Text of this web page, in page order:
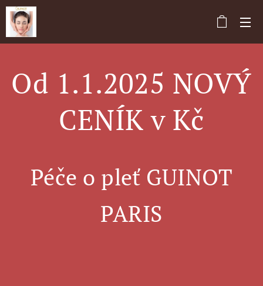
Od 1.1.2025 NOVÝ
CENÍK v Kč
Péče o pleť GUINOT
PARIS